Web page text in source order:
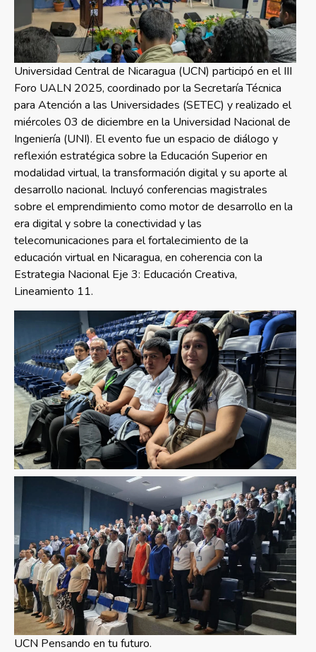
Universidad Central de Nicaragua (UCN) participó en el III
Foro UALN 2025, coordinado por la Secretaría Técnica
para Atención a las Universidades (SETEC) y realizado el
miércoles 03 de diciembre en la Universidad Nacional de
Ingeniería (UNI). El evento fue un espacio de diálogo y
reflexión estratégica sobre la Educación Superior en
modalidad virtual, la transformación digital y su aporte al
desarrollo nacional. Incluyó conferencias magistrales
sobre el emprendimiento como motor de desarrollo en la
era digital y sobre la conectividad y las
telecomunicaciones para el fortalecimiento de la
educación virtual en Nicaragua, en coherencia con la
Estrategia Nacional Eje 3: Educación Creativa,
Lineamiento 11.
UCN Pensando en tu futuro.